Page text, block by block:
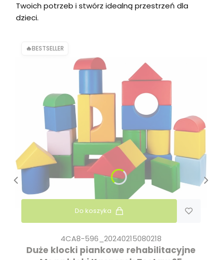
Twoich potrzeb i stwórz idealną przestrzeń dla
dzieci.
BESTSELLER
Do koszyka
4CA8-596_20240215080218
Duże klocki piankowe rehabilitacyjne